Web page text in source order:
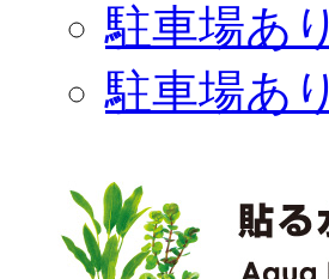
駐車場あり
駐車場あり